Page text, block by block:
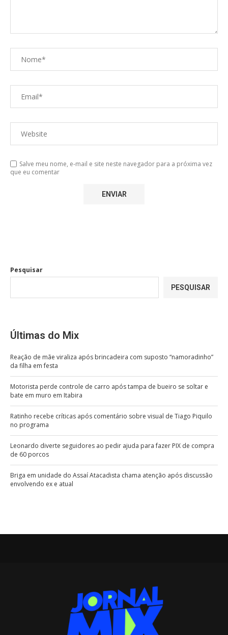
Salve meu nome, e-mail e site neste navegador para a próxima vez
que eu comentar
Pesquisar
PESQUISAR
Últimas do Mix
Reação de mãe viraliza após brincadeira com suposto “namoradinho”
da filha em festa
Motorista perde controle de carro após tampa de bueiro se soltar e
bate em muro em Itabira
Ratinho recebe críticas após comentário sobre visual de Tiago Piquilo
no programa
Leonardo diverte seguidores ao pedir ajuda para fazer PIX de compra
de 60 porcos
Briga em unidade do Assaí Atacadista chama atenção após discussão
envolvendo ex e atual